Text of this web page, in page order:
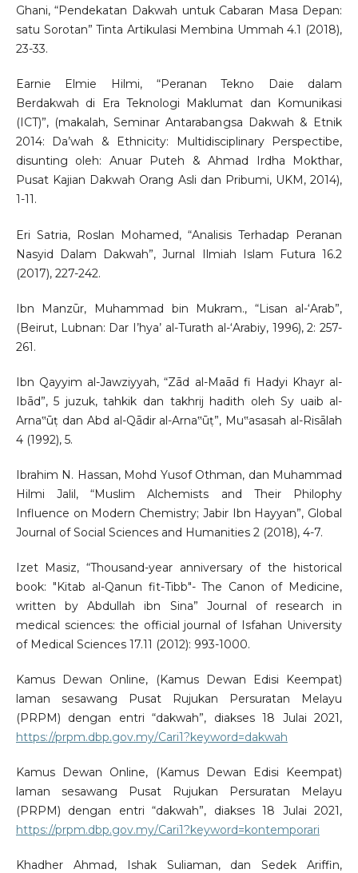
Ghani, “Pendekatan Dakwah untuk Cabaran Masa Depan:
satu Sorotan” Tinta Artikulasi Membina Ummah 4.1 (2018),
23-33.
Earnie Elmie Hilmi, “Peranan Tekno Daie dalam
Berdakwah di Era Teknologi Maklumat dan Komunikasi
(ICT)”, (makalah, Seminar Antarabangsa Dakwah & Etnik
2014: Da’wah & Ethnicity: Multidisciplinary Perspectibe,
disunting oleh: Anuar Puteh & Ahmad Irdha Mokthar,
Pusat Kajian Dakwah Orang Asli dan Pribumi, UKM, 2014),
1-11.
Eri Satria, Roslan Mohamed, “Analisis Terhadap Peranan
Nasyid Dalam Dakwah”, Jurnal Ilmiah Islam Futura 16.2
(2017), 227-242.
Ibn Manzūr, Muhammad bin Mukram., “Lisan al-‘Arab”,
(Beirut, Lubnan: Dar I’hya’ al-Turath al-‘Arabiy, 1996), 2: 257-
261.
Ibn Qayyim al-Jawziyyah, “Zād al-Maād fi Hadyi Khayr al-
Ibād”, 5 juzuk, tahkik dan takhrij hadith oleh Sy uaib al-
Arna‟ūṭ dan Abd al-Qādir al-Arna‟ūṭ”, Mu‟asasah al-Risālah
4 (1992), 5.
Ibrahim N. Hassan, Mohd Yusof Othman, dan Muhammad
Hilmi Jalil, “Muslim Alchemists and Their Philophy
Influence on Modern Chemistry; Jabir Ibn Hayyan”, Global
Journal of Social Sciences and Humanities 2 (2018), 4-7.
Izet Masiz, “Thousand-year anniversary of the historical
book: "Kitab al-Qanun fit-Tibb"- The Canon of Medicine,
written by Abdullah ibn Sina” Journal of research in
medical sciences: the official journal of Isfahan University
of Medical Sciences 17.11 (2012): 993-1000.
Kamus Dewan Online, (Kamus Dewan Edisi Keempat)
laman sesawang Pusat Rujukan Persuratan Melayu
(PRPM) dengan entri “dakwah”, diakses 18 Julai 2021,
https://prpm.dbp.gov.my/Cari1?keyword=dakwah
Kamus Dewan Online, (Kamus Dewan Edisi Keempat)
laman sesawang Pusat Rujukan Persuratan Melayu
(PRPM) dengan entri “dakwah”, diakses 18 Julai 2021,
https://prpm.dbp.gov.my/Cari1?keyword=kontemporari
Khadher Ahmad, Ishak Suliaman, dan Sedek Ariffin,